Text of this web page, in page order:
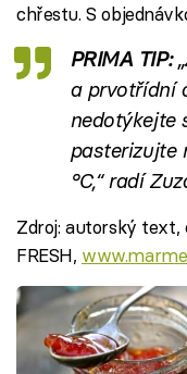
chřestu. S
PRIMA TIP:
a prvotřídní
nedotýkejte
pasterizujte
°C,“ radí
Zdroj: autorský text,
FRESH,